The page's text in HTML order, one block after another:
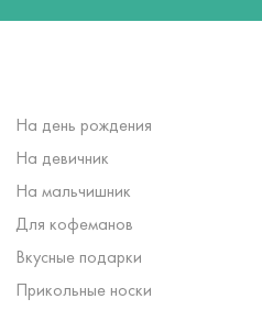
На день рождения
На девичник
На мальчишник
Для кофеманов
Вкусные подарки
Прикольные носки